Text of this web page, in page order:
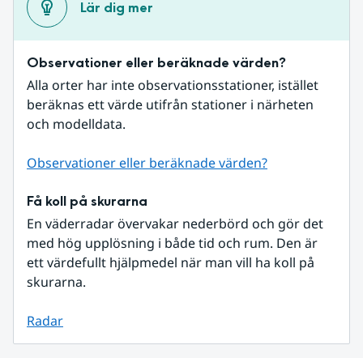
Lär dig mer
Observationer eller beräknade värden?
Alla orter har inte observationsstationer, istället
beräknas ett värde utifrån stationer i närheten
och modelldata.
Observationer eller beräknade värden?
Få koll på skurarna
En väderradar övervakar nederbörd och gör det
med hög upplösning i både tid och rum. Den är
ett värdefullt hjälpmedel när man vill ha koll på
skurarna.
Radar